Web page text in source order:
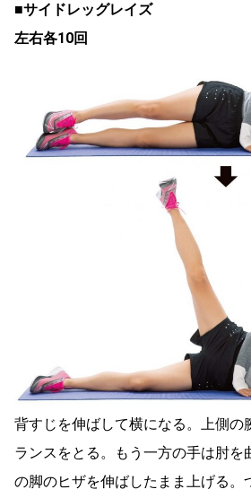
■サイドレッグレイズ
左右各10回
背すじを伸ばして横になる。上側の
ランスをとる。もう一方の手は肘を
の脚のヒザを伸ばしたまま上げる。